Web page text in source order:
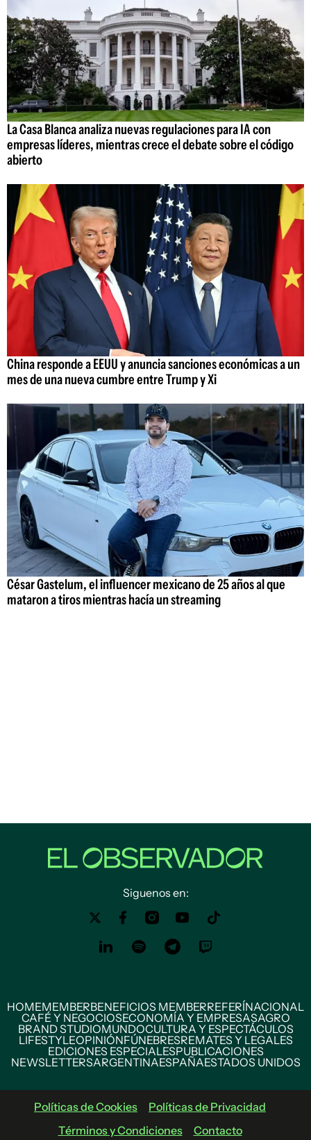
La Casa Blanca analiza nuevas regulaciones para IA con
empresas líderes, mientras crece el debate sobre el código
abierto
China responde a EEUU y anuncia sanciones económicas a un
mes de una nueva cumbre entre Trump y Xi
César Gastelum, el influencer mexicano de 25 años al que
mataron a tiros mientras hacía un streaming
Siguenos en:
HOMEMEMBERBENEFICIOS MEMBERREFERÍNACIONAL
CAFÉ Y NEGOCIOSECONOMÍA Y EMPRESASAGRO
BRAND STUDIOMUNDOCULTURA Y ESPECTÁCULOS
LIFESTYLEOPINIÓNFÚNEBRESREMATES Y LEGALES
EDICIONES ESPECIALESPUBLICACIONES
NEWSLETTERSARGENTINAESPAÑAESTADOS UNIDOS
Políticas de Cookies
Políticas de Privacidad
Términos y Condiciones
Contacto